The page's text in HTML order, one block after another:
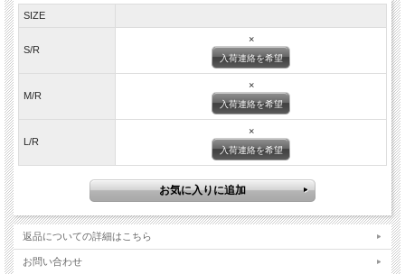
日本国内の気候を考えると、
十分アウターとしても採用できそうです。
フロントはダブルジッパー、脇下にはベンチレーション
内ポケットはメッシュ仕様で二つ搭載されており
肩回りや袖部分にナイロンで補強されております。
防風性や摩耗性の向上と上からアウターを着用する際に
滑りが良く着脱がしやすくなっております。
※POLAETEC社のフリースは生産時期により
生地の厚みや起毛具合などロットブレは生じております。
生地のご指定は受けたまわることが出来ません。
予め、ご了承くださいませ。
Made In China
素材 ポリエステル100％
SIZE
S/R
×
入荷連絡を希望
M/R
×
入荷連絡を希望
L/R
×
入荷連絡を希望
返品についての詳細はこちら
お問い合わせ